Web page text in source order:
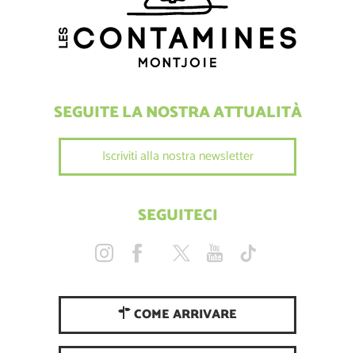
SEGUITE LA NOSTRA ATTUALITÀ
Iscriviti alla nostra newsletter
SEGUITECI
COME ARRIVARE